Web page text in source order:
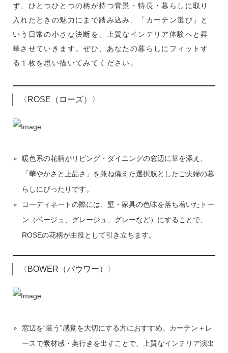
ず、ひとつひとつの柄が持つ背景・特長・暮らしに取り
入れたときの魅力にまで踏み込み、「カーテン選び」と
いう日常の小さな決断を、上質なインテリア体験へと昇
華させていきます。ぜひ、あなたの暮らしにフィットす
る１枚を思い描いてみてください。
〈ROSE（ローズ）〉
暖色系の花柄がリビング・ダイニングの窓辺に華を添え、
「華やかさと上品さ」を兼ね備えた選択肢としたご夫婦の暮
らしにぴったりです。
コーディネートの際には、壁・家具の色味を落ち着いたトー
ン（ベージュ、グレージュ、グレーなど）にすることで、
ROSEの花柄が主役として引き立ちます。
〈BOWER（バウワー）〉
窓辺を“装う”感覚を大切にする方におすすめ。カーテン＋レ
ースで素材感・奥行きを出すことで、上質なインテリア演出